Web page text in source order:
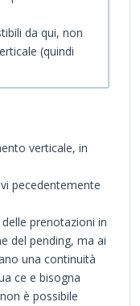
da qui, non
(quindi
verticale, in
pecedentemente
prenotazioni in
del pending, ma ai
una continuità
ce e bisogna
è possibile